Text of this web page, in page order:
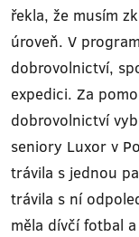
řekla, že musím
úroveň. V
dobrovolnictví,
expedici. Za
dobrovolnictví
seniory Luxor v
trávila s jednou
trávila s ní
měla dívčí fotbal